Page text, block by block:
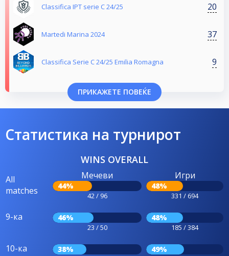
Classifica IPT serie C 24/25 20
Martedi Marina 2024 37
Classifica Serie C 24/25 Emilia Romagna 9
ПРИКАЖЕТЕ ПОВЕЌЕ
Статистика на турнирот
WINS OVERALL
All
matches
Мечеви
44%
42 / 96
Игри
48%
331 / 694
9-ка 46%
23 / 50
48%
185 / 384
10-ка 38% 49%